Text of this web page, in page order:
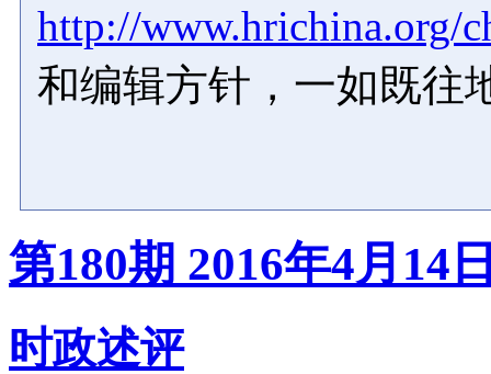
http://www.hrichina.org/
和编辑方针，一如既往
第180期 2016年4月14
时政述评